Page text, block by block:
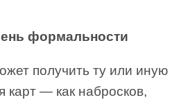
формальности
получить ту или иную
карт — как набросков,